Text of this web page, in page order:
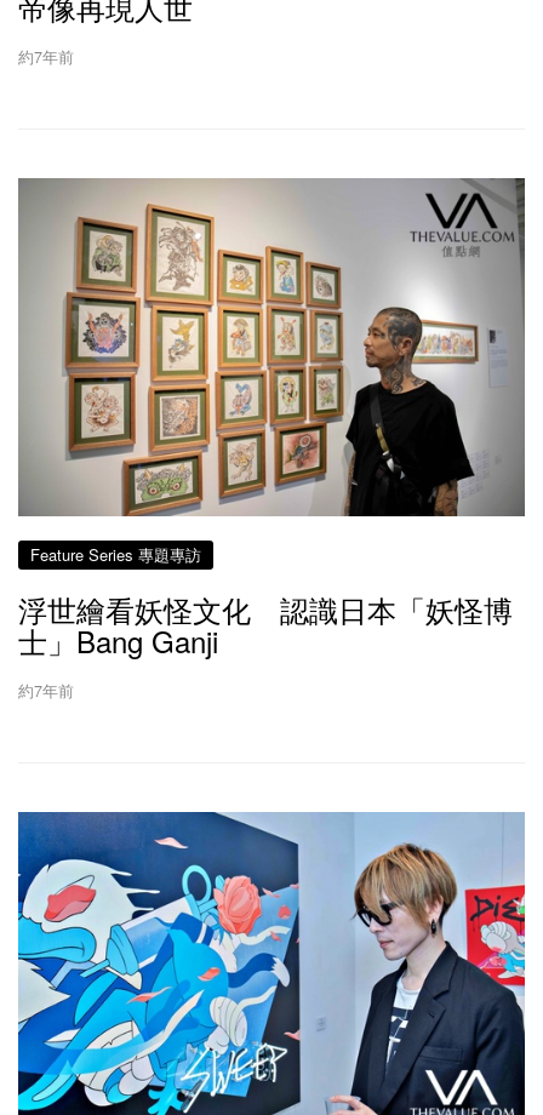
約7年前
Feature Series 專題專訪
浮世繪看妖怪文化 認識日本「妖怪博
士」Bang Ganji
約7年前